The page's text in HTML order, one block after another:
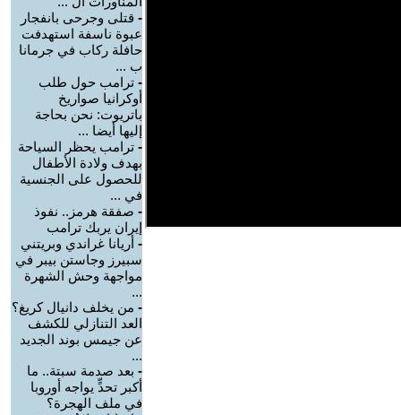
- قتلى وجرحى بانفجار
عبوة ناسفة استهدفت
حافلة ركاب في جرمانا
ب ...
- ترامب حول طلب
أوكرانيا صواريخ
باتريوت: نحن بحاجة
إليها أيضا ...
- ترامب يحظر السياحة
بهدف ولادة الأطفال
للحصول على الجنسية
في ...
- صفقة هرمز.. نفوذ
إيران يربك ترامب
- أريانا غراندي وبريتني
سبيرز وجاستن بيبر في
مواجهة وحش الشهرة
...
- من يخلف دانيال كريغ؟
العد التنازلي للكشف
عن جيمس بوند الجديد
...
- بعد صدمة سبتة.. ما
أكبر تحدٍّ يواجه أوروبا
في ملف الهجرة؟